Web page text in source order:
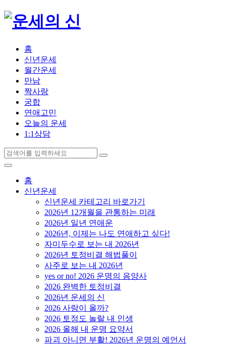
홈
신년운세
월간운세
만남
짝사랑
궁합
연애고민
오늘의 운세
1:1상담
홈
신년운세
신년운세 카테고리 바로가기
2026년 12개월을 관통하는 미래
2026년 일년 연애운
2026년, 이제는 나도 연애하고 싶다!
자미두수로 보는 내 2026년
2026년 토정비결 해법풀이
사주로 보는 내 2026년
yes or no! 2026 운명의 음양사
2026 완벽한 토정비결
2026년 운세의 신
2026 사랑이 올까?
2026 토정도 놀랄 내 인생
2026 올해 내 운명 요약서
파괴 아니면 부활! 2026년 운명의 예언서